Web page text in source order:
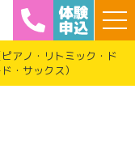
アノ・リトミック・ド
・サックス）